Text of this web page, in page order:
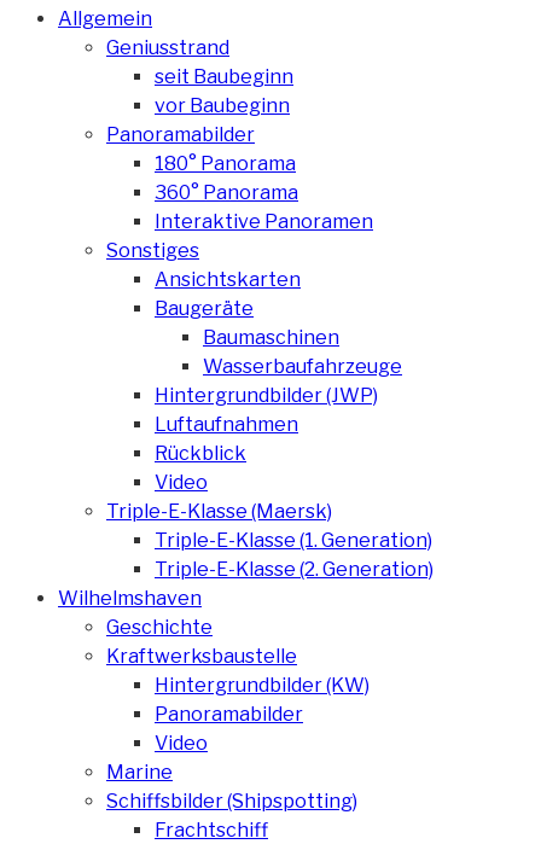
Allgemein
Geniusstrand
seit Baubeginn
vor Baubeginn
Panoramabilder
180° Panorama
360° Panorama
Interaktive Panoramen
Sonstiges
Ansichtskarten
Baugeräte
Baumaschinen
Wasserbaufahrzeuge
Hintergrundbilder (JWP)
Luftaufnahmen
Rückblick
Video
Triple-E-Klasse (Maersk)
Triple-E-Klasse (1. Generation)
Triple-E-Klasse (2. Generation)
Wilhelmshaven
Geschichte
Kraftwerksbaustelle
Hintergrundbilder (KW)
Panoramabilder
Video
Marine
Schiffsbilder (Shipspotting)
Frachtschiff